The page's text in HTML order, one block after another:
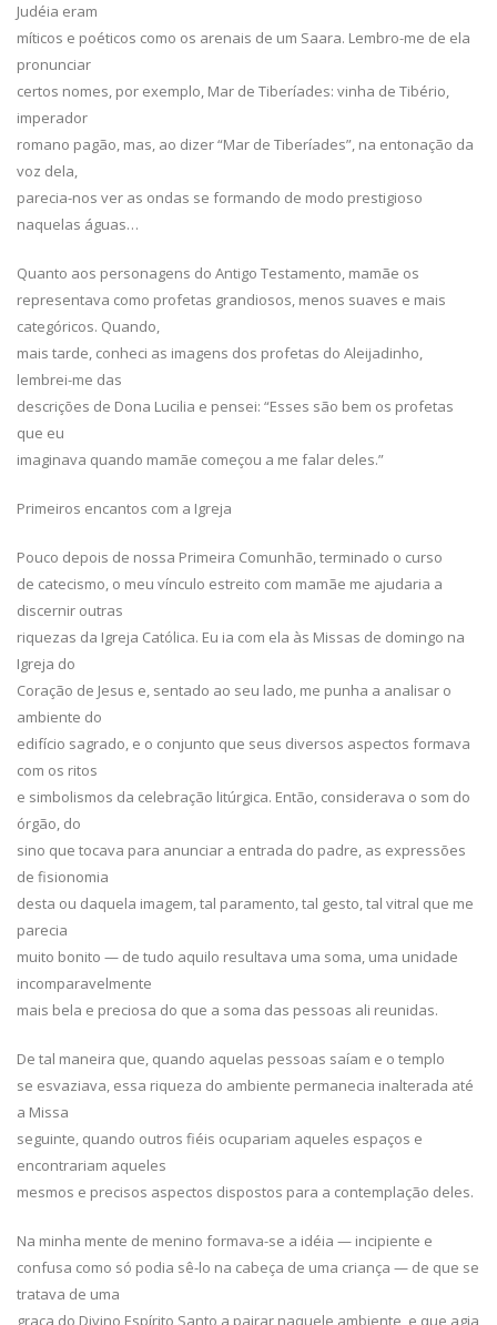
Judéia eram
míticos e poéticos como os arenais de um Saara. Lembro-me de ela
pronunciar
certos nomes, por exemplo, Mar de Tiberíades: vinha de Tibério,
imperador
romano pagão, mas, ao dizer “Mar de Tiberíades”, na entonação da
voz dela,
parecia-nos ver as ondas se formando de modo prestigioso
naquelas águas…
Quanto aos personagens do Antigo Testamento, mamãe os
representava como profetas grandiosos, menos suaves e mais
categóricos. Quando,
mais tarde, conheci as imagens dos profetas do Aleijadinho,
lembrei-me das
descrições de Dona Lucilia e pensei: “Esses são bem os profetas
que eu
imaginava quando mamãe começou a me falar deles.”
Primeiros encantos com a Igreja
Pouco depois de nossa Primeira Comunhão, terminado o curso
de catecismo, o meu vínculo estreito com mamãe me ajudaria a
discernir outras
riquezas da Igreja Católica. Eu ia com ela às Missas de domingo na
Igreja do
Coração de Jesus e, sentado ao seu lado, me punha a analisar o
ambiente do
edifício sagrado, e o conjunto que seus diversos aspectos formava
com os ritos
e simbolismos da celebração litúrgica. Então, considerava o som do
órgão, do
sino que tocava para anunciar a entrada do padre, as expressões
de fisionomia
desta ou daquela imagem, tal paramento, tal gesto, tal vitral que me
parecia
muito bonito — de tudo aquilo resultava uma soma, uma unidade
incomparavelmente
mais bela e preciosa do que a soma das pessoas ali reunidas.
De tal maneira que, quando aquelas pessoas saíam e o templo
se esvaziava, essa riqueza do ambiente permanecia inalterada até
a Missa
seguinte, quando outros fiéis ocupariam aqueles espaços e
encontrariam aqueles
mesmos e precisos aspectos dispostos para a contemplação deles.
Na minha mente de menino formava-se a idéia — incipiente e
confusa como só podia sê-lo na cabeça de uma criança — de que se
tratava de uma
graça do Divino Espírito Santo a pairar naquele ambiente, e que agia